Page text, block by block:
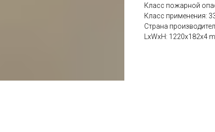
Класс пожарной
Класс применения:
Страна
LxWxH: 1220x182x4